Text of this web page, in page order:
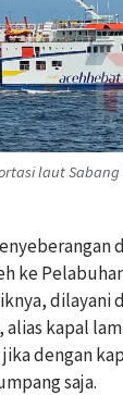
laut Sabang
ke
dilayani
alias kapal
dengan
saja.